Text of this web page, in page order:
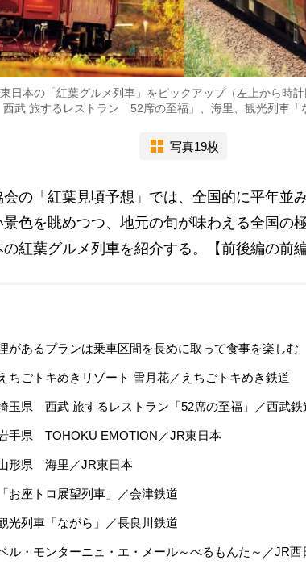
日本の「紅葉グルメ列車」をピックアップ（左上から時
武 旅するレストラン「52席の至福」、海里、観光列車「
写真19枚
の「紅葉見頃予想」では、全国的に平年並
景色を眺めつつ、地元の旬が味わえる全国の
紅葉グルメ列車を紹介する。【前後編の前編
があるプランは乗車区間を長めに取って食事を楽しむ
ごトキめきリゾート 雪月花／えちごトキめき鉄道
玉県 西武 旅するレストラン「52席の至福」／西武鉄
手県 TOHOKU EMOTION／JR東日本
形県 海里／JR東日本
座トロ展望列車」／会津鉄道
列車「ながら」／長良川鉄道
・モンターニュ・エ・メール～べるもんた～／JR西